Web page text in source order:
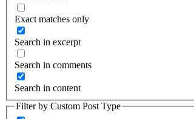
Exact matches only
Search in excerpt
Search in comments
Search in content
Filter by Custom Post Type